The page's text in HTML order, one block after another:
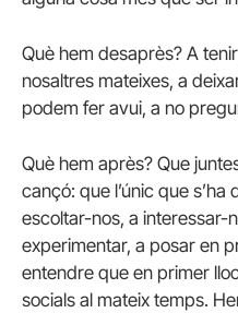
Què hem desaprès? A
nosaltres mateixes, a
podem fer avui, a no
Què hem après? Que
cançó: que l’únic que
escoltar-nos, a interessar-
experimentar, a posar en
entendre que en primer
socials al mateix temps.